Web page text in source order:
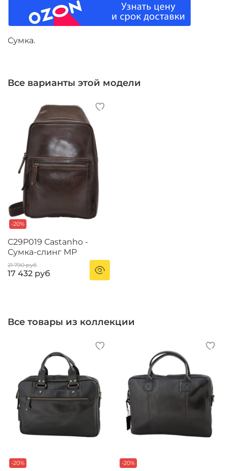
Сумка.
Все варианты этой модели
-20%
C29P019 Castanho -
Сумка-слинг MP
21 790 руб
17 432 руб
Все товары из коллекции
-20% -20%